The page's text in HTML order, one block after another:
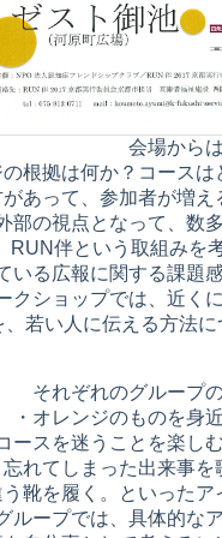
会場からは
根拠は何か？コースは
あって、参加者が増
部の視点となって、数
RUN伴という取組みを
いる広報に関する課題
クショップでは、近く
若い人に伝える方法に
それぞれのグループ
・オレンジのものを身
ースを迷うことを楽し
忘れてしまった出来事を
う靴を履く。といったア
ループでは、具体的な